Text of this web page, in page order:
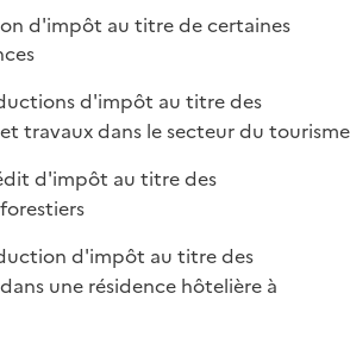
d'impôt au titre de certaines
d'impôt au titre des
travaux dans le secteur du tourisme
d'impôt au titre des
d'impôt au titre des
une résidence hôtelière à